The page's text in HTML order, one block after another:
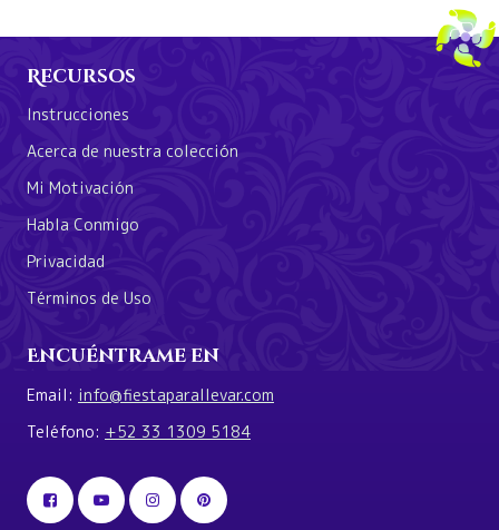
Recursos
Instrucciones
Acerca de nuestra colección
Mi Motivación
Habla Conmigo
Privacidad
Términos de Uso
Encuéntrame en
Email: info@fiestaparallevar.com
Teléfono: +52 33 1309 5184